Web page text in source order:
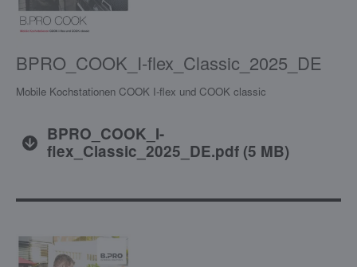
BPRO_COOK_I-flex_Classic_2025_DE
Mobile Kochstationen COOK I-flex und COOK classic
BPRO_COOK_I-
flex_Classic_2025_DE.pdf(5 MB)